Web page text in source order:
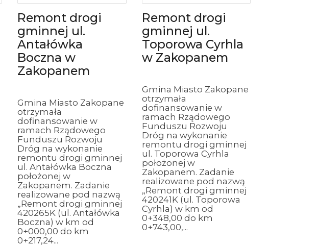
Remont drogi
gminnej ul.
Antałówka
Boczna w
Zakopanem
Gmina Miasto Zakopane
otrzymała
dofinansowanie w
ramach Rządowego
Funduszu Rozwoju
Dróg na wykonanie
remontu drogi gminnej
ul. Antałówka Boczna
położonej w
Zakopanem. Zadanie
realizowane pod nazwą
„Remont drogi gminnej
420265K (ul. Antałówka
Boczna) w km od
0+000,00 do km
0+217,24...
Remont drogi
gminnej ul.
Toporowa Cyrhla
w Zakopanem
Gmina Miasto Zakopane
otrzymała
dofinansowanie w
ramach Rządowego
Funduszu Rozwoju
Dróg na wykonanie
remontu drogi gminnej
ul. Toporowa Cyrhla
położonej w
Zakopanem. Zadanie
realizowane pod nazwą
„Remont drogi gminnej
420241K (ul. Toporowa
Cyrhla) w km od
0+348,00 do km
0+743,00,...